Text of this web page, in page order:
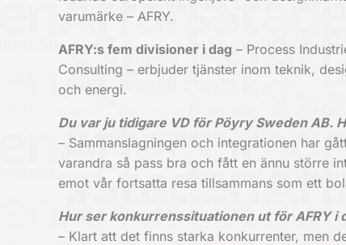
varumärke – AFRY.
AFRY:s fem divisioner i dag – Process
Consulting – erbjuder tjänster inom teknik,
och energi.
Du var ju tidigare VD för Pöyry Sweden AB.
– Sammanslagningen och integrationen har
varandra så pass bra och fått en ännu större
emot vår fortsatta resa tillsammans som ett
Hur ser konkurrenssituationen ut för AFRY i
– Klart att det finns starka konkurrenter, men